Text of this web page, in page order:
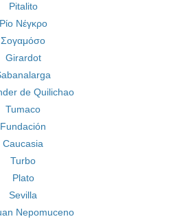
Pitalito
Ρίο Νέγκρο
Σογαμόσο
Girardot
de Quilichao
Tumaco
Fundación
Caucasia
Turbo
Plato
Sevilla
Nepomuceno